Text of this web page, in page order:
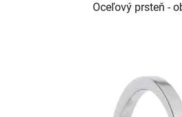
Oceľový prsteň -